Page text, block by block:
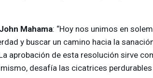
Mahama: “Hoy nos unimos en
y buscar un camino hacia la
aprobación de esta resolución sirve
desafía las cicatrices perdurables